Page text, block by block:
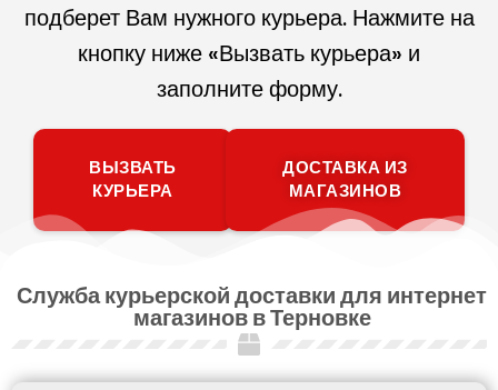
подберет Вам нужного курьера. Нажмите на
кнопку ниже «Вызвать курьера» и
заполните форму.
ВЫЗВАТЬ
КУРЬЕРА
ДОСТАВКА ИЗ
МАГАЗИНОВ
Служба курьерской доставки для интернет
магазинов в Терновке